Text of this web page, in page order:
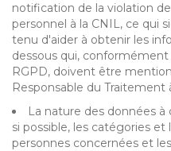
notification de la violation
personnel à la CNIL, ce qui
tenu d'aider à obtenir les
dessous qui, conformément
RGPD, doivent être
Responsable du Traitement
La nature des données à
si possible, les catégories
personnes concernées et